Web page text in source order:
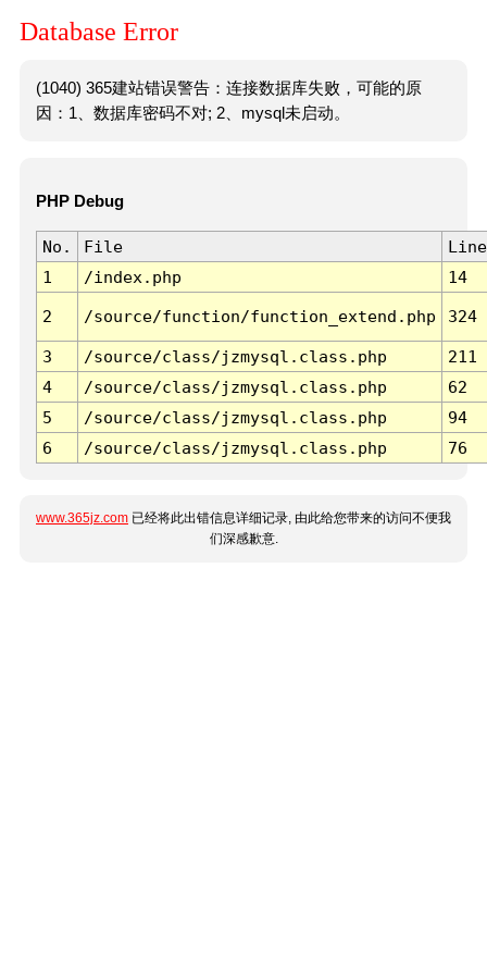
Database Error
(1040) 365建站错误警告：连接数据库失败，可能的原
因：1、数据库密码不对; 2、mysql未启动。
PHP Debug
No. File
Line
1
/index.php 14
2 /source/function/function_extend.php 324
3 /source/class/jzmysql.class.php
211
4
/source/class/jzmysql.class.php
62
5
/source/class/jzmysql.class.php
94
6
/source/class/jzmysql.class.php 76
www.365jz.com 已经将此出错信息详细记录, 由此给您带来的访问不便我
们深感歉意.